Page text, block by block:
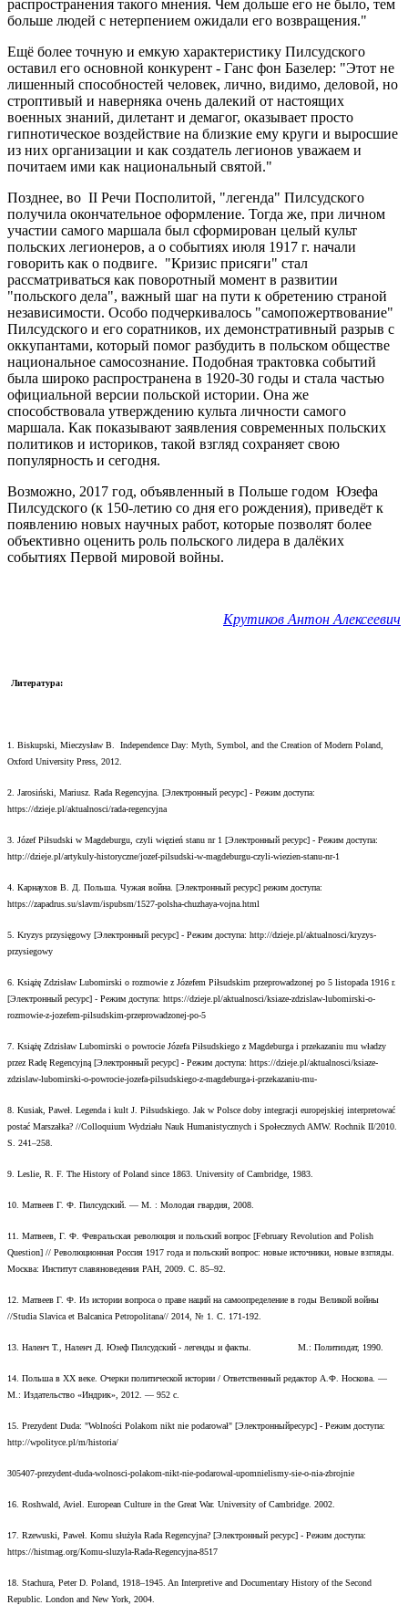
распространения такого мнения. Чем дольше его не было, тем
больше людей с нетерпением ожидали его возвращения."
Ещё более точную и емкую характеристику Пилсудского
оставил его основной конкурент - Ганс фон Базелер: "Этот не
лишенный способностей человек, лично, видимо, деловой, но
строптивый и наверняка очень далекий от настоящих
военных знаний, дилетант и демагог, оказывает просто
гипнотическое воздействие на близкие ему круги и выросшие
из них организации и как создатель легионов уважаем и
почитаем ими как национальный святой."
Позднее, во II Речи Посполитой, "легенда" Пилсудского
получила окончательное оформление. Тогда же, при личном
участии самого маршала был сформирован целый культ
польских легионеров, а о событиях июля 1917 г. начали
говорить как о подвиге. "Кризис присяги" стал
рассматриваться как поворотный момент в развитии
"польского дела", важный шаг на пути к обретению страной
независимости. Особо подчеркивалось "самопожертвование"
Пилсудского и его соратников, их демонстративный разрыв с
оккупантами, который помог разбудить в польском обществе
национальное самосознание. Подобная трактовка событий
была широко распространена в 1920-30 годы и стала частью
официальной версии польской истории. Она же
способствовала утверждению культа личности самого
маршала. Как показывают заявления современных польских
политиков и историков, такой взгляд сохраняет свою
популярность и сегодня.
Возможно, 2017 год, объявленный в Польше годом Юзефа
Пилсудского (к 150-летию со дня его рождения), приведёт к
появлению новых научных работ, которые позволят более
объективно оценить роль польского лидера в далёких
событиях Первой мировой войны.
Крутиков Антон Алексеевич
Литература:
1. Biskupski, Mieczysław B. Independence Day: Myth, Symbol, and the Creation of Modern Poland,
Oxford University Press, 2012.
2. Jarosiński, Mariusz. Rada Regencyjna. [Электронный ресурс] - Режим доступа:
https://dzieje.pl/aktualnosci/rada-regencyjna
3. Józef Piłsudski w Magdeburgu, czyli więzień stanu nr 1 [Электронный ресурс] - Режим доступа:
http://dzieje.pl/artykuly-historyczne/jozef-pilsudski-w-magdeburgu-czyli-wiezien-stanu-nr-1
4. Карнаухов В. Д. Польша. Чужая война. [Электронный ресурс] режим доступа:
https://zapadrus.su/slavm/ispubsm/1527-polsha-chuzhaya-vojna.html
5. Kryzys przysięgowy [Электронный ресурс] - Режим доступа: http://dzieje.pl/aktualnosci/kryzys-
przysiegowy
6. Książę Zdzisław Lubomirski o rozmowie z Józefem Piłsudskim przeprowadzonej po 5 listopada 1916 r.
[Электронный ресурс] - Режим доступа: https://dzieje.pl/aktualnosci/ksiaze-zdzislaw-lubomirski-o-
rozmowie-z-jozefem-pilsudskim-przeprowadzonej-po-5
7. Książę Zdzisław Lubomirski o powrocie Józefa Piłsudskiego z Magdeburga i przekazaniu mu władzy
przez Radę Regencyjną [Электронный ресурс] - Режим доступа: https://dzieje.pl/aktualnosci/ksiaze-
zdzislaw-lubomirski-o-powrocie-jozefa-pilsudskiego-z-magdeburga-i-przekazaniu-mu-
8. Kusiak, Paweł. Legenda i kult J. Piłsudskiego. Jak w Polsce doby integracji europejskiej interpretować
postać Marszałka? //Colloquium Wydziału Nauk Humanistycznych i Społecznych AMW. Rochnik II/2010.
S. 241–258.
9. Leslie, R. F. The History of Poland since 1863. University of Cambridge, 1983.
10. Матвеев Г. Ф. Пилсудский. — М. : Молодая гвардия, 2008.
11. Матвеев, Г. Ф. Февральская революция и польский вопрос [February Revolution and Polish
Question] // Революционная Россия 1917 года и польский вопрос: новые источники, новые взгляды.
Москва: Институт славяноведения РАН, 2009. С. 85–92.
12. Матвеев Г. Ф. Из истории вопроса о праве наций на самоопределение в годы Великой войны
//Studia Slavica et Balcanica Petropolitana// 2014, № 1. С. 171-192.
13. Наленч Т., Наленч Д. Юзеф Пилсудский - легенды и факты. М.: Политиздат, 1990.
14. Польша в XX веке. Очерки политической истории / Ответственный редактор А.Ф. Носкова. —
М.: Издательство «Индрик», 2012. — 952 с.
15. Prezydent Duda: "Wolności Polakom nikt nie podarował" [Электронныйресурс] - Режим доступа:
http://wpolityce.pl/m/historia/
305407-prezydent-duda-wolnosci-polakom-nikt-nie-podarowal-upomnielismy-sie-o-nia-zbrojnie
16. Roshwald, Aviel. European Culture in the Great War. University of Cambridge. 2002.
17. Rzewuski, Paweł. Komu służyła Rada Regencyjna? [Электронный ресурс] - Режим доступа:
https://histmag.org/Komu-sluzyla-Rada-Regencyjna-8517
18. Stachura, Peter D. Poland, 1918–1945. An Interpretive and Documentary History of the Second
Republic. London and New York, 2004.